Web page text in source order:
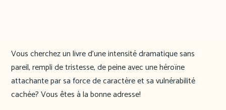
Vous cherchez un livre d’une intensité dramatique sans
pareil, rempli de tristesse, de peine avec une héroïne
attachante par sa force de caractère et sa vulnérabilité
cachée? Vous êtes à la bonne adresse!